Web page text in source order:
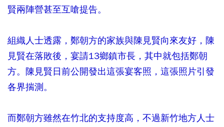
賢兩陣營甚至互嗆提告。
組織人士透露，鄭朝方的家族與陳見賢向來友好，陳
見賢在落敗後，宴請13鄉鎮市長，其中就包括鄭朝
方。陳見賢日前公開發出這張宴客照，這張照片引發
各界揣測。
而鄭朝方雖然在竹北的支持度高，不過新竹地方人士